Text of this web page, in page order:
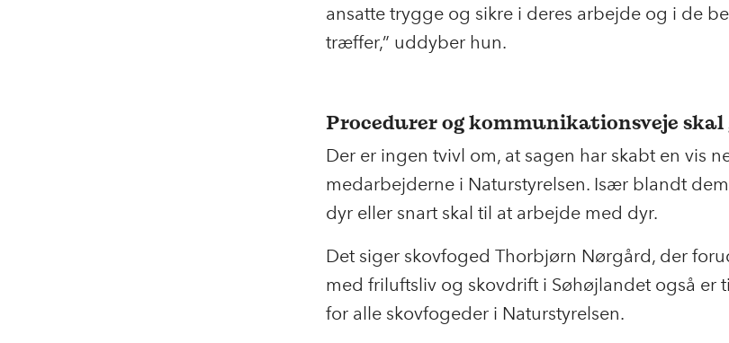
ansatte trygge og sikre i deres arbejde og i de
træffer,” uddyber hun.
Procedurer og kommunikationsveje skal
Der er ingen tvivl om, at sagen har skabt en vis
medarbejderne i Naturstyrelsen. Især blandt
dyr eller snart skal til at arbejde med dyr.
Det siger skovfoged Thorbjørn Nørgård, der
med friluftsliv og skovdrift i Søhøjlandet også er
for alle skovfogeder i Naturstyrelsen.